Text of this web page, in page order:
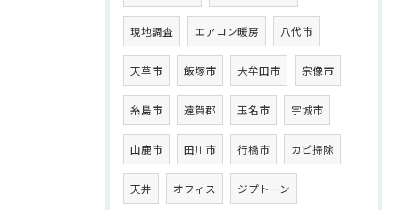
現地調査 エアコン暖房 八代市
天草市 飯塚市 大牟田市 宗像市
糸島市 遠賀郡 玉名市 宇城市
山鹿市 田川市 行橋市 カビ掃除
天井 オフィス ジプトーン